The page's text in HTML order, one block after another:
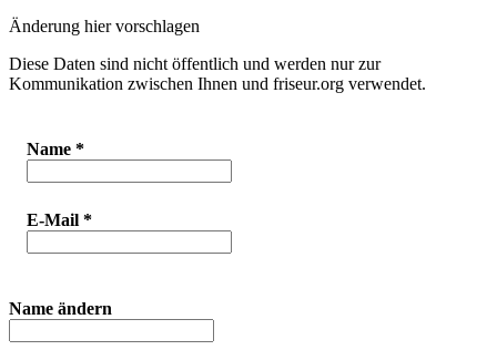
Änderung hier vorschlagen
Diese Daten sind nicht öffentlich und werden nur zur
Kommunikation zwischen Ihnen und friseur.org verwendet.
Name *
E-Mail *
Name ändern